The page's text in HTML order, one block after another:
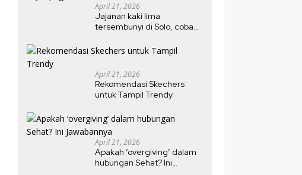
April 21, 2026
Jajanan kaki lima
tersembunyi di Solo, coba
Ledoksari, antri sejak pagi
April 21, 2026
Rekomendasi Skechers
untuk Tampil Trendy
April 21, 2026
Apakah ‘overgiving’ dalam
hubungan Sehat? Ini